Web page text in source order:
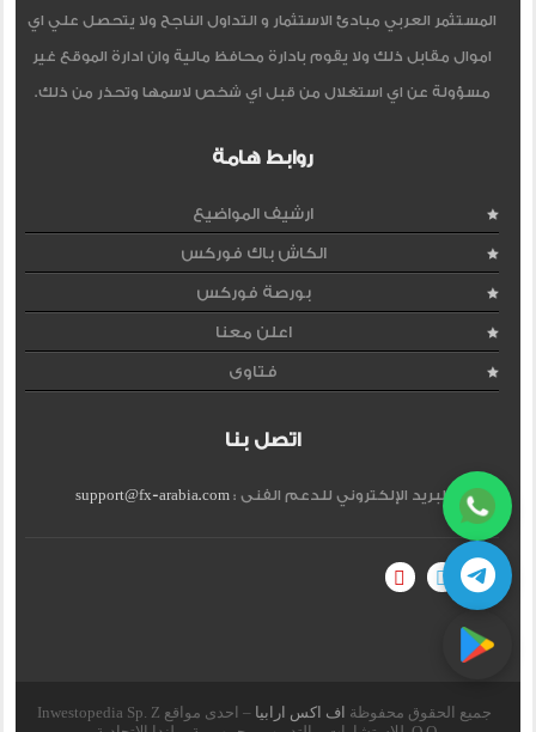
المستثمر العربي مبادئ الاستثمار و التداول الناجح ولا يتحصل علي اي
اموال مقابل ذلك ولا يقوم بادارة محافظ مالية وان ادارة الموقع غير
مسؤولة عن اي استغلال من قبل اي شخص لاسمها وتحذر من ذلك.
روابط هامة
ارشيف المواضيع
الكاش باك فوركس
بورصة فوركس
اعلن معنا
فتاوى
اتصل بنا
البريد الإلكتروني للدعم الفنى :support@fx-arabia.com
جميع الحقوق محفوظة اف اكس ارابيا
– احدى مواقع Inwestopedia Sp. Z